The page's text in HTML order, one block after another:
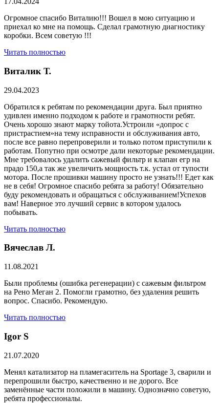
Огромное спасибо Виталию!!! Вошел в мою ситуацию и
приехал ко мне на помощь. Сделал грамотную диагностику
коробки. Всем советую !!!
Читать полностью
Виталик Т.
29.04.2023
Обратился к ребятам по рекомендации друга. Был приятно
удивлен именно подходом к работе и грамотности ребят.
Очень хорошо знают марку тойота.Устроили «допрос с
пристрастием»на тему исправности и обслуживания авто,
после все равно перепроверили и только потом приступили к
работам. Попутно при осмотре дали некоторые рекомендации.
Мне требовалось удалить сажевый фильтр и клапан егр на
прадо 150,а так же увеличить мощность т.к. устал от тупости
мотора. После прошивки машину просто не узнать!!! Едет как
не в себя! Огромное спасибо ребята за работу! Обязательно
буду рекомендовать и обращаться с обслуживанием!Успехов
вам! Наверное это лучший сервис в котором удалось
побывать.
Читать полностью
Вячеслав Л.
11.08.2021
Были проблемы (ошибка регенерации) с сажевым фильтром
на Рено Меган 2. Помогли грамотно, без удаления решить
вопрос. Спасибо. Рекомендую.
Читать полностью
​Igor S
21.07.2020
Менял катализатор на пламегаситель на Sportage 3, сварили и
перепрошили быстро, качественно и не дорого. Все
заменённые части положили в машину. Однозначно советую,
ребята профессионалы.